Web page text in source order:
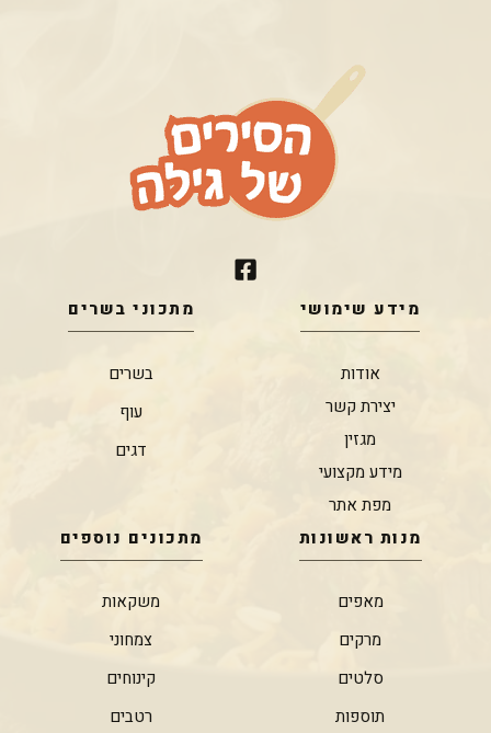
מידע שימושי
אודות
יצירת קשר
מגזין
מידע מקצועי
מפת אתר
מתכוני בשרים
בשרים
עוף
דגים
מנות ראשונות
מאפים
מרקים
סלטים
תוספות
מתכונים נוספים
משקאות
צמחוני
קינוחים
רטבים